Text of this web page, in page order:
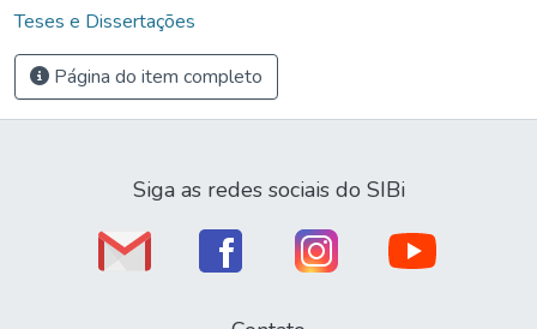
Teses e Dissertações
Página do item completo
Siga as redes sociais do SIBi